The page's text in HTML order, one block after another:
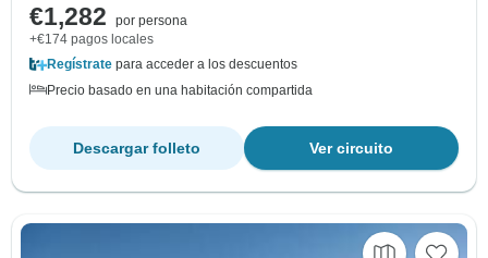
€1,282
por persona
+€174 pagos locales
Regístrate para acceder a los descuentos
Precio basado en una habitación compartida
Ver circuito
Descargar folleto